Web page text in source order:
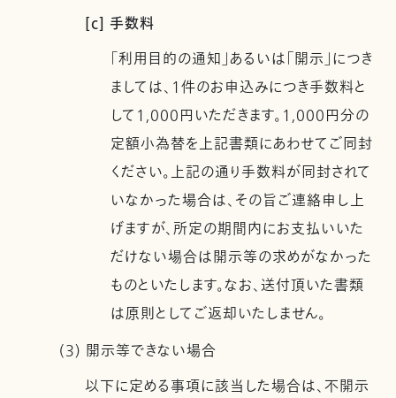
[c] 手数料
「利用目的の通知」あるいは「開示」につき
ましては、1件のお申込みにつき手数料と
して1,000円いただきます。1,000円分の
定額小為替を上記書類にあわせてご同封
ください。上記の通り手数料が同封されて
いなかった場合は、その旨ご連絡申し上
げますが、所定の期間内にお支払いいた
だけない場合は開示等の求めがなかった
ものといたします。なお、送付頂いた書類
は原則としてご返却いたしません。
(3) 開示等できない場合
以下に定める事項に該当した場合は、不開示